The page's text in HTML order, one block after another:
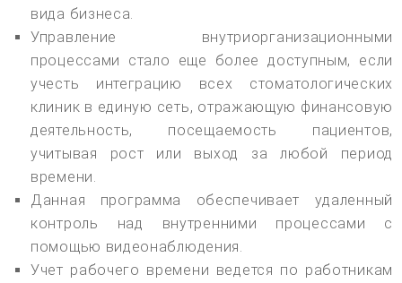
вида бизнеса.
Управление внутриорганизационными
процессами стало еще более доступным, если
учесть интеграцию всех стоматологических
клиник в единую сеть, отражающую финансовую
деятельность, посещаемость пациентов,
учитывая рост или выход за любой период
времени.
Данная программа обеспечивает удаленный
контроль над внутренними процессами с
помощью видеонаблюдения.
Учет рабочего времени ведется по работникам